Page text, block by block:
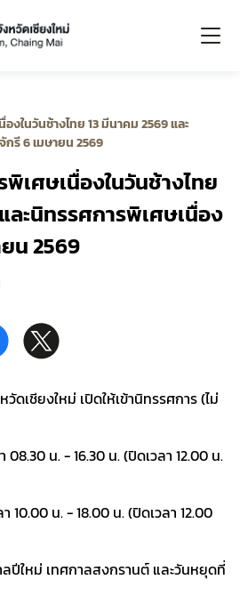
ในวันช้างไทย 13 มีนาคม 2569 และ
รี 6 เมษายน 2569
เศษเนื่องในวันช้างไทย
ละนิทรรศการพิเศษเนื่อง
น 2569
เชียงใหม่ เปิดให้เข้านิทรรศการ (ไม่
08.30 น. - 16.30 น. (ปิดเวลา 12.00 น.
10.00 น. - 18.00 น. (ปิดเวลา 12.00
ปีใหม่ เทศกาลสงกรานต์ และวันหยุดที่